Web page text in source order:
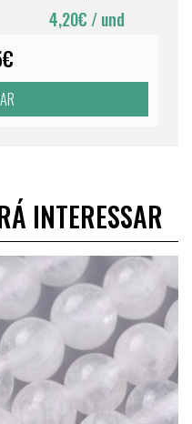
4,20€ / und
INTERESSAR